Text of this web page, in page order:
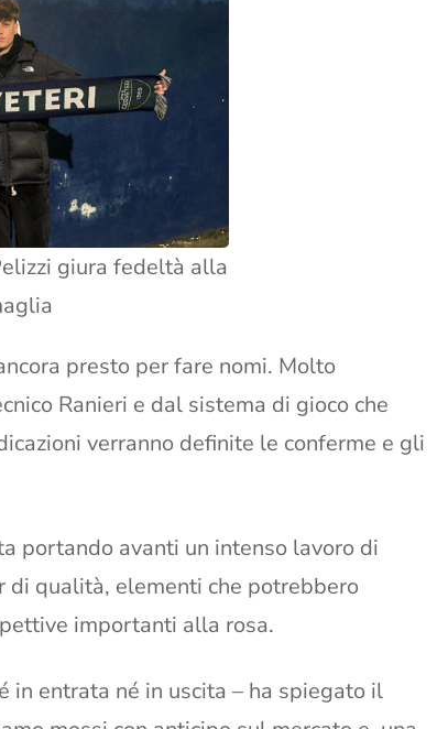
giura fedeltà alla
presto per fare nomi. Molto
Ranieri e dal sistema di gioco che
verranno definite le conferme e gli
portando avanti un intenso lavoro di
di qualità, elementi che potrebbero
importanti alla rosa.
in entrata né in uscita – ha spiegato il